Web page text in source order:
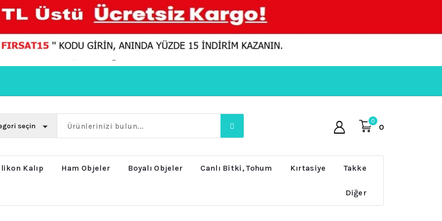
0
0
Kalıp Ham Objeler Boyalı Objeler Canlı Bitki, Tohum Kırtasiye Takke
Diğer